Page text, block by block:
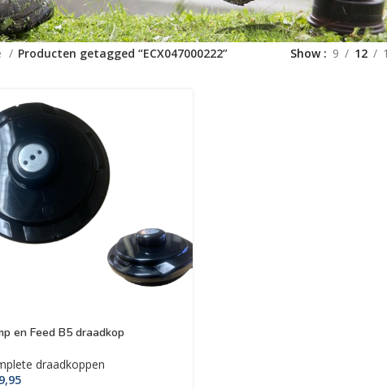
Producten getagged “ECX047000222” Show 9 12
en Feed B5 draadkop
draadkoppen